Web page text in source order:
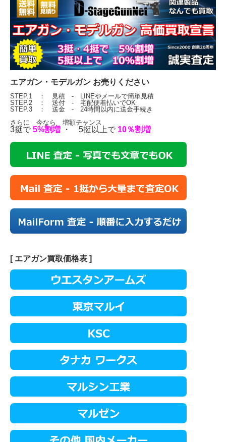
エアガン・モデルガン お売りください
STEP.1 ： 見積 - LINEやメールで簡単見積
STEP.2 ： 送付 - 宅配便着払いでOK
STEP.3 ： 送金 - 24時間以内に送金手続き
さらに 今なら 増額チャンス
3挺で 5%割増 ・ 5挺以上で 10％割増
[ エアガン買取価格表 ]